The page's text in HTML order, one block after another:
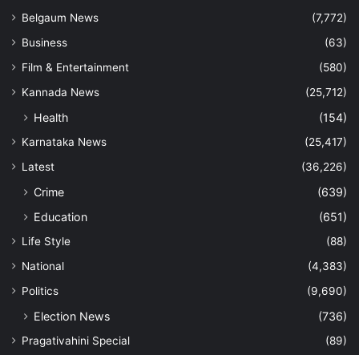
Belgaum News
(7,772)
Business
(63)
Film & Entertainment
(580)
Kannada News
(25,712)
Health (154)
Karnataka News
(25,417)
Latest
(36,226)
Crime
(639)
Education
(651)
Life Style
(88)
National
(4,383)
Politics
(9,690)
Election News (736)
Pragativahini Special
(89)